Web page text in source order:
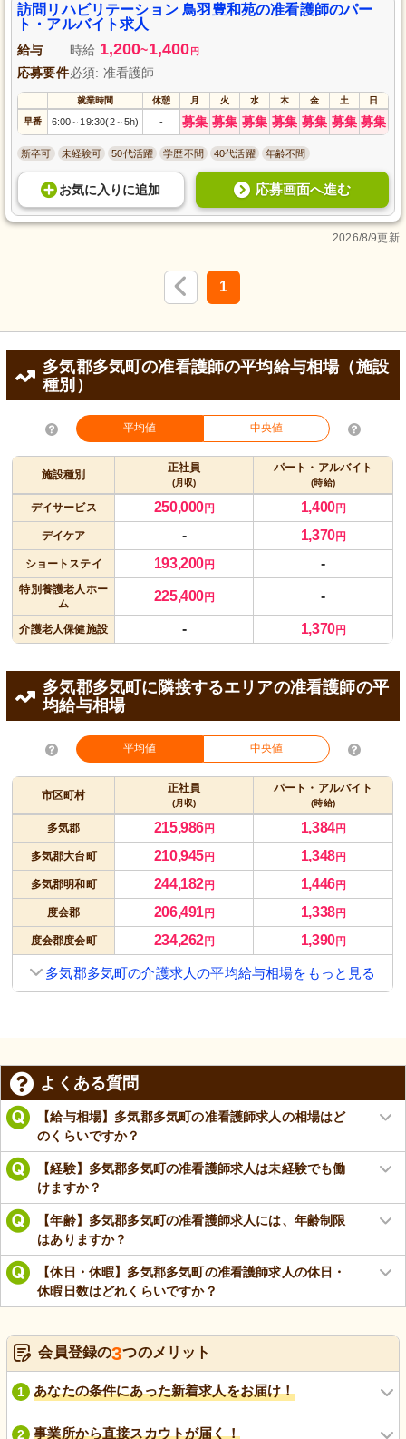
訪問リハビリテーション 鳥羽豊和苑の准看護師のパー
ト・アルバイト求人
給与 時給 1,200~1,400 円
応募要件必須: 准看護師
就業時間 休憩 月 火 水 木 金 土 日
早番 6:00～ 19:30(2～5h) - 募集 募集 募集 募集 募集 募集 募集
新卒可 未経験可 50代活躍 学歴不問 40代活躍 年齢不問
お気に入り に追加 応募画面へ進む
2026/8/9更新
1
多気郡多気町の准看護師の平均給与相場（施設
種別）
平均値 中央値
施設種別
正社員
(月収)
パート・アルバイト
(時給)
デイサービス 250,000円 1,400円
デイケア - 1,370円
ショートステイ 193,200円 -
特別養護老人ホー
ム
225,400円 -
介護老人保健施設 - 1,370円
多気郡多気町に隣接するエリアの准看護師の平
均給与相場
平均値 中央値
市区町村
正社員
(月収)
パート・アルバイト
(時給)
多気郡 215,986円 1,384円
多気郡大台町 210,945円 1,348円
多気郡明和町 244,182円 1,446円
度会郡 206,491円 1,338円
度会郡度会町 234,262円 1,390円
多気郡多気町の介護求人の平均給与相場をもっと見る
よくある質問
【給与相場】多気郡多気町の准看護師求人の相場はど
のくらいですか？
【経験】多気郡多気町の准看護師求人は未経験でも働
けますか？
【年齢】多気郡多気町の准看護師求人には、年齢制限
はありますか？
【休日・休暇】多気郡多気町の准看護師求人の休日・
休暇日数はどれくらいですか？
会員登録の3つのメリット
1 あなたの条件にあった新着求人をお届け！
2 事業所から直接スカウトが届く！